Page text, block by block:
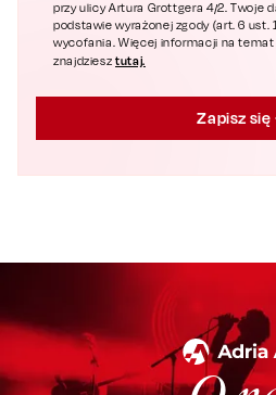
przy ulicy Artura Grottgera 4/2. Twoje
podstawie wyrażonej zgody (art. 6 ust.
wycofania. Więcej informacji na
znajdziesztutaj.
Zapisz się